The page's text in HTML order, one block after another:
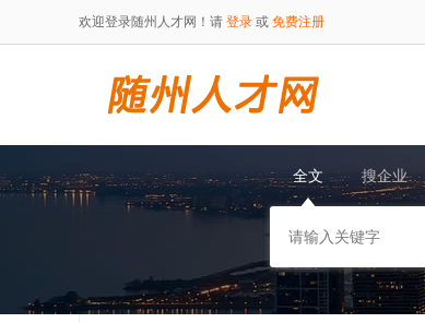
欢迎登录随州人才网！请 登录 或 免费注册
全文 搜企业